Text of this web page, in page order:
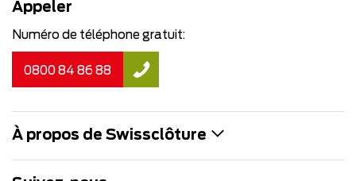
Appeler
Numéro de téléphone gratuit:
0800 84 86 88
À propos de Swissclôture